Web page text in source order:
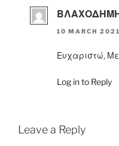
10 MARCH
Ευχαριστώ,
Log in to Reply
Leave a Reply